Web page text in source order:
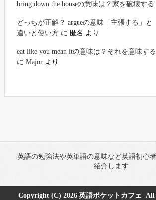
bring down the houseの意味は？家を破壊する
どっちが正解？ argueの意味「主張する」と
違いと使い方 に 匿名 より
eat like you mean itの意味は？それを意味す
にMajor より
英語の勉強法や英単語の意味など英語初心
紹介します
Copyright (C) 2026 英語ポケットカフェ All